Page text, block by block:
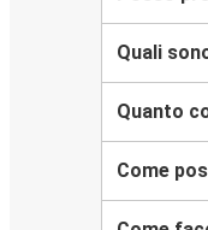
Quali
Quanto
Come